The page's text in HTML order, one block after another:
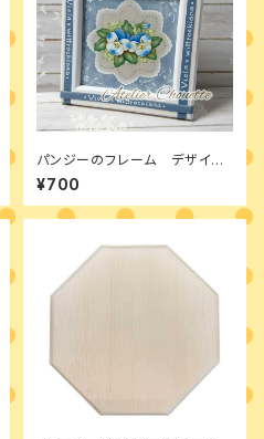
パンジーのフレーム デザイン
パケット
¥700